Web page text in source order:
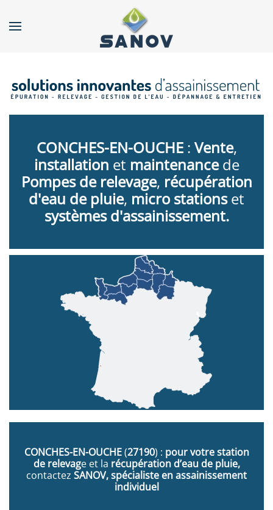
Accéder au contenu principal
CONCHES-EN-OUCHE: Vente,
installation et maintenancede
Pompes de relevage, récupération
d'eau de pluie, micro stationset
systèmes d'assainissement.
CONCHES-EN-OUCHE(27190) : pour votre station
de relevage et la récupération d’eau de pluie,
contactez SANOV, spécialiste en assainissement
individuel